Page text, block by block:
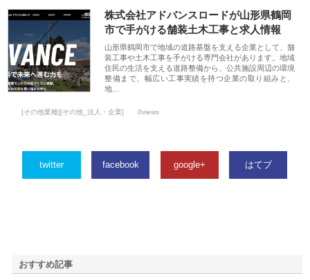
株式会社アドバンスロードが山形県鶴岡
市で手がける舗装土木工事と求人情報
山形県鶴岡市で地域の道路基盤を支える企業として、舗
装工事や土木工事を手がける専門会社があります。地域
住民の生活を支える道路整備から、公共施設周辺の環境
整備まで、幅広い工事実績を持つ企業の取り組みと、
地…
[その他業種][その他_法人・企業] 0views
twitter facebook google+ はてブ
おすすめ記事